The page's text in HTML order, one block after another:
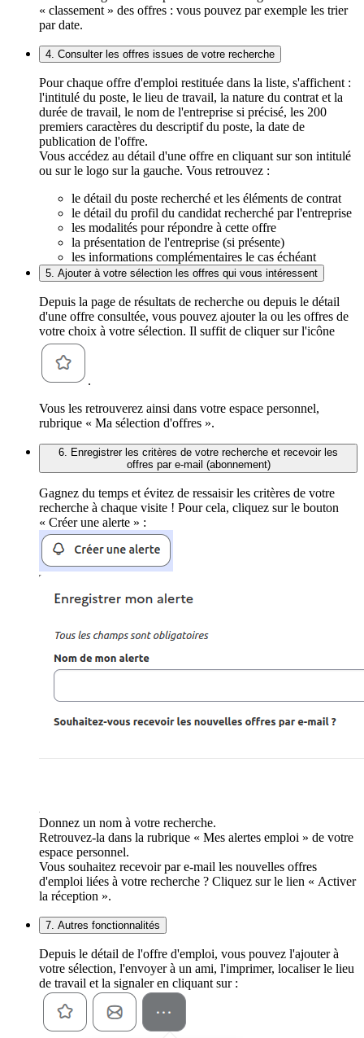
« classement » des offres : vous pouvez par exemple les trier
par date.
4. Consulter les offres issues de votre recherche
Pour chaque offre d'emploi restituée dans la liste, s'affichent :
l'intitulé du poste, le lieu de travail, la nature du contrat et la
durée de travail, le nom de l'entreprise si précisé, les 200
premiers caractères du descriptif du poste, la date de
publication de l'offre.
Vous accédez au détail d'une offre en cliquant sur son intitulé
ou sur le logo sur la gauche. Vous retrouvez :
le détail du poste recherché et les éléments de contrat
le détail du profil du candidat recherché par l'entreprise
les modalités pour répondre à cette offre
la présentation de l'entreprise (si présente)
les informations complémentaires le cas échéant
5. Ajouter à votre sélection les offres qui vous intéressent
Depuis la page de résultats de recherche ou depuis le détail
d'une offre consultée, vous pouvez ajouter la ou les offres de
votre choix à votre sélection. Il suffit de cliquer sur l'icône
.
Vous les retrouverez ainsi dans votre espace personnel,
rubrique « Ma sélection d'offres ».
6. Enregistrer les critères de votre recherche et recevoir les
offres par e-mail (abonnement)
Gagnez du temps et évitez de ressaisir les critères de votre
recherche à chaque visite ! Pour cela, cliquez sur le bouton
« Créer une alerte » :
Donnez un nom à votre recherche.
Retrouvez-la dans la rubrique « Mes alertes emploi » de votre
espace personnel.
Vous souhaitez recevoir par e-mail les nouvelles offres
d'emploi liées à votre recherche ? Cliquez sur le lien « Activer
la réception ».
7. Autres fonctionnalités
Depuis le détail de l'offre d'emploi, vous pouvez l'ajouter à
votre sélection, l'envoyer à un ami, l'imprimer, localiser le lieu
de travail et la signaler en cliquant sur :